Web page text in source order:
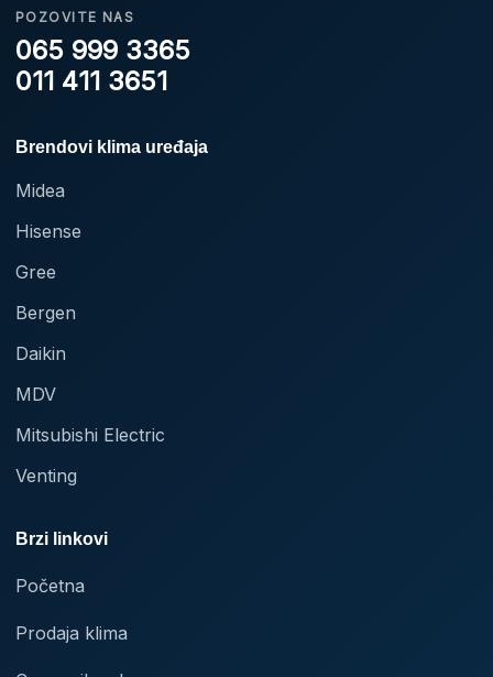
POZOVITE NAS
065 999 3365
011 411 3651
Brendovi klima uređaja
Midea
Hisense
Gree
Bergen
Daikin
MDV
Mitsubishi Electric
Venting
Brzi linkovi
Početna
Prodaja klima